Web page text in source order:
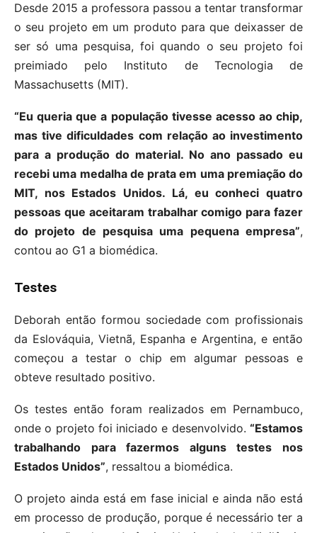
Desde 2015 a professora passou a tentar transformar
o seu projeto em um produto para que deixasser de
ser só uma pesquisa, foi quando o seu projeto foi
preimiado pelo Instituto de Tecnologia de
Massachusetts (MIT).
“Eu queria que a população tivesse acesso ao chip,
mas tive dificuldades com relação ao investimento
para a produção do material. No ano passado eu
recebi uma medalha de prata em uma premiação do
MIT, nos Estados Unidos. Lá, eu conheci quatro
pessoas que aceitaram trabalhar comigo para fazer
do projeto de pesquisa uma pequena empresa”,
contou ao G1 a biomédica.
Testes
Deborah então formou sociedade com profissionais
da Eslováquia, Vietnã, Espanha e Argentina, e então
começou a testar o chip em algumar pessoas e
obteve resultado positivo.
Os testes então foram realizados em Pernambuco,
onde o projeto foi iniciado e desenvolvido. “Estamos
trabalhando para fazermos alguns testes nos
Estados Unidos”, ressaltou a biomédica.
O projeto ainda está em fase inicial e ainda não está
em processo de produção, porque é necessário ter a